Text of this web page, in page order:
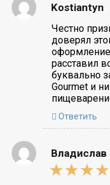
Kostiantyn
Честно
доверял
оформление
расставил
буквально
Gourmet и
Ответить
Владислав
5,0
rating